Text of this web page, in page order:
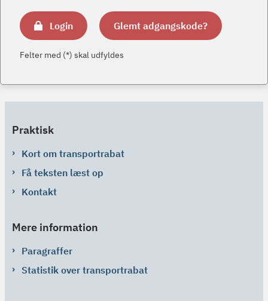
Login Glemt adgangskode?
Felter med (*) skal udfyldes
Praktisk
Kort om transportrabat
Få teksten læst op
Kontakt
Mere information
Paragraffer
Statistik over transportrabat